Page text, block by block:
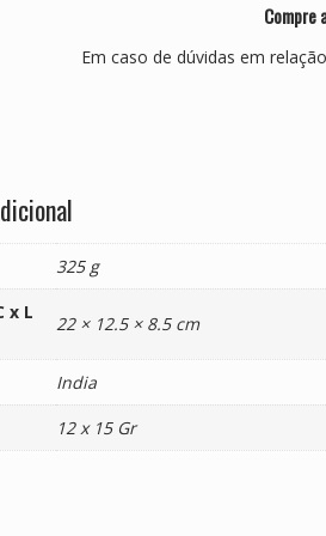
Compre
Em caso de dúvidas em
325 g
x L
22 × 12.5 × 8.5 cm
India
12 x 15 Gr